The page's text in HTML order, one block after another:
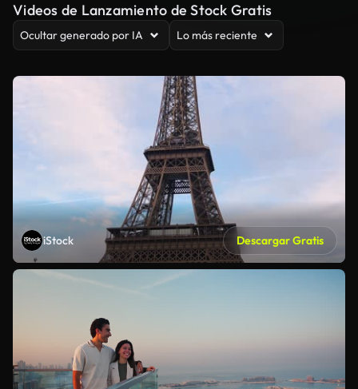
Videos de Lanzamiento de Stock Gratis
Ocultar generado por IA Lo más reciente
iStock Descargar Gratis